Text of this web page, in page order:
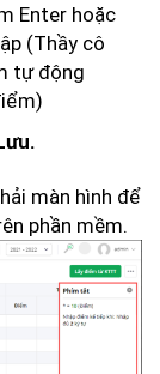
Enter hoặc
(Thầy cô
tự động
màn hình để
phần mềm.